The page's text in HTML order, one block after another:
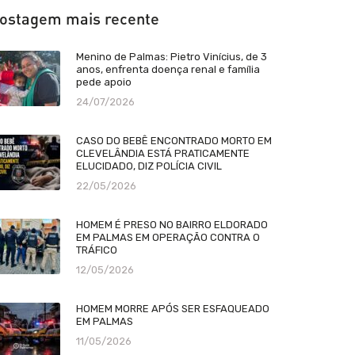
mais recente
Menino de Palmas: Pietro Vinícius, de 3
anos, enfrenta doença renal e família
pede apoio
24/07/2026
CASO DO BEBÊ ENCONTRADO MORTO EM
CLEVELÂNDIA ESTÁ PRATICAMENTE
ELUCIDADO, DIZ POLÍCIA CIVIL
22/05/2026
HOMEM É PRESO NO BAIRRO ELDORADO
EM PALMAS EM OPERAÇÃO CONTRA O
TRÁFICO
12/05/2026
HOMEM MORRE APÓS SER ESFAQUEADO
EM PALMAS
11/05/2026